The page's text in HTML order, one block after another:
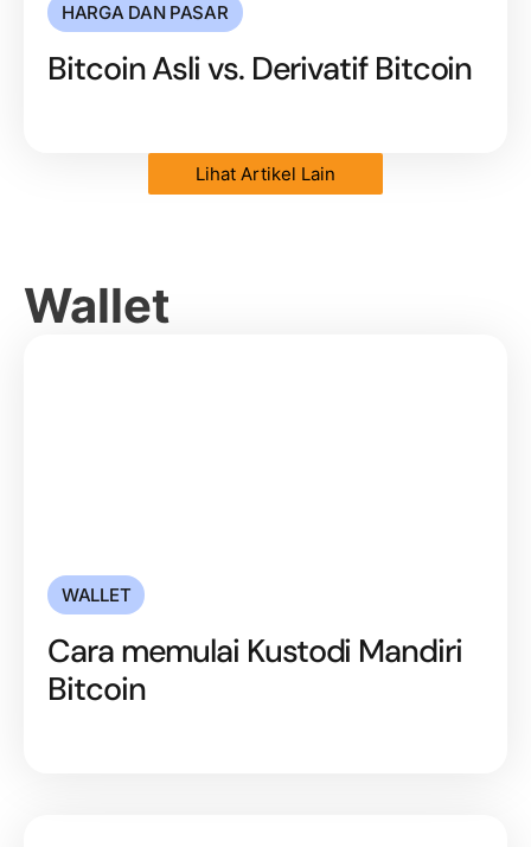
HARGA DAN PASAR
Bitcoin Asli vs. Derivatif Bitcoin
Lihat Artikel Lain
Wallet
WALLET
Cara memulai Kustodi Mandiri
Bitcoin